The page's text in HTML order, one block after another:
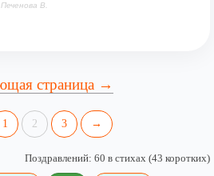
В.
страница →
1 2 3 →
Поздравлений: 60 в стихах (43 коротких)